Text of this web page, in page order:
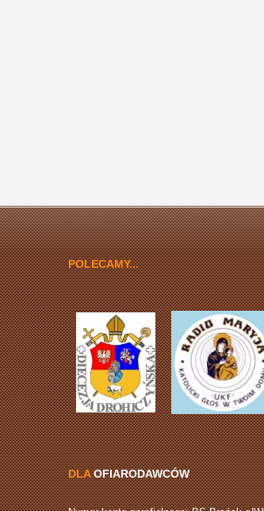
POLECAMY...
DLAOFIARODAWCÓW